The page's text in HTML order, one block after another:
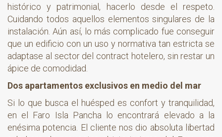
histórico y patrimonial, hacerlo desde el respeto.
Cuidando todos aquellos elementos singulares de la
instalación. Aún así, lo más complicado fue conseguir
que un edificio con un uso y normativa tan estricta se
adaptase al sector del contract hotelero, sin restar un
ápice de comodidad.
Dos apartamentos exclusivos en medio del mar
Si lo que busca el huésped es confort y tranquilidad,
en el Faro Isla Pancha lo encontrará elevado a la
enésima potencia. El cliente nos dio absoluta libertad